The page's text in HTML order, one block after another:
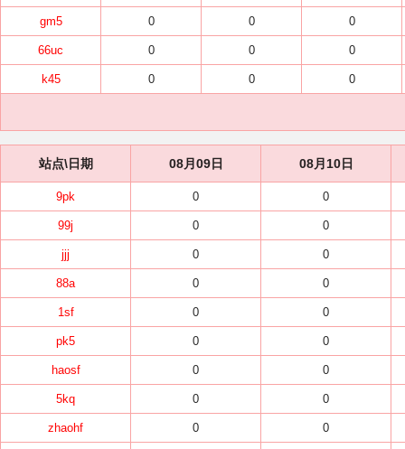
gm5 0 0 0
66uc 0 0 0
k45 0 0 0
站点\日期 08月09日 08月10日
9pk 0 0
99j 0 0
jjj 0 0
88a 0 0
1sf 0 0
pk5 0 0
haosf 0 0
5kq 0 0
zhaohf 0 0